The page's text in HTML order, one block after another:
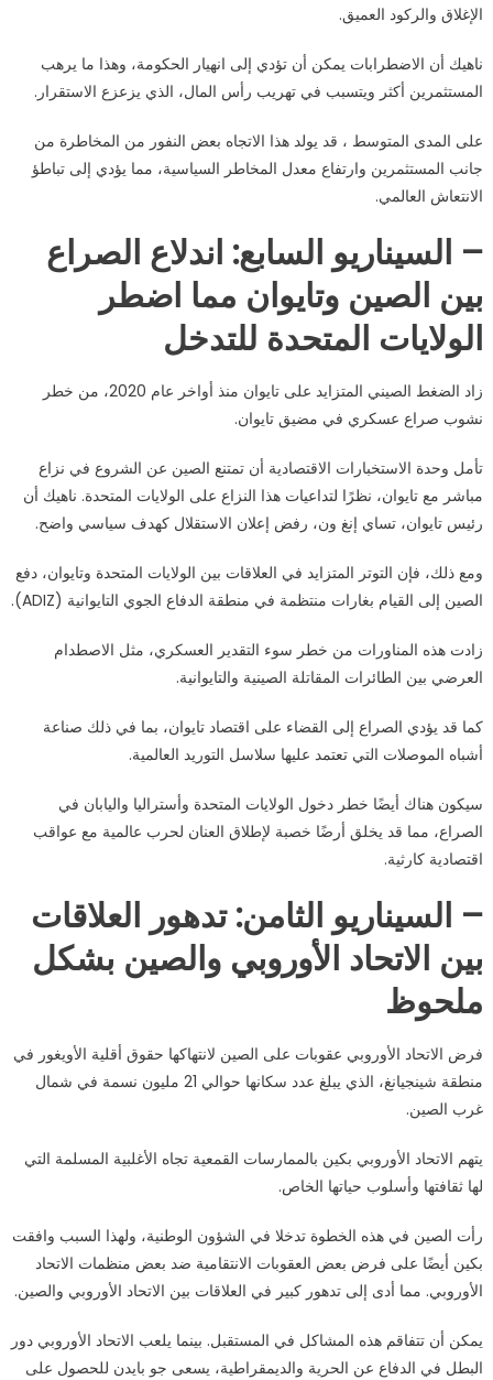
الإغلاق والركود العميق.
ناهيك أن الاضطرابات يمكن أن تؤدي إلى انهيار الحكومة، وهذا ما يرهب
المستثمرين أكثر ويتسبب في تهريب رأس المال، الذي يزعزع الاستقرار.
على المدى المتوسط ​​، قد يولد هذا الاتجاه بعض النفور من المخاطرة من
جانب المستثمرين وارتفاع معدل المخاطر السياسية، مما يؤدي إلى تباطؤ
الانتعاش العالمي.
– السيناريو السابع: اندلاع الصراع
بين الصين وتايوان مما اضطر
الولايات المتحدة للتدخل
زاد الضغط الصيني المتزايد على تايوان منذ أواخر عام 2020، من خطر
نشوب صراع عسكري في مضيق تايوان.
تأمل وحدة الاستخبارات الاقتصادية أن تمتنع الصين عن الشروع في نزاع
مباشر مع تايوان، نظرًا لتداعيات هذا النزاع على الولايات المتحدة. ناهيك أن
رئيس تايوان، تساي إنغ ون، رفض إعلان الاستقلال كهدف سياسي واضح.
ومع ذلك، فإن التوتر المتزايد في العلاقات بين الولايات المتحدة وتايوان، دفع
الصين إلى القيام بغارات منتظمة في منطقة الدفاع الجوي التايوانية (ADIZ).
زادت هذه المناورات من خطر سوء التقدير العسكري، مثل الاصطدام
العرضي بين الطائرات المقاتلة الصينية والتايوانية.
كما قد يؤدي الصراع إلى القضاء على اقتصاد تايوان، بما في ذلك صناعة
أشباه الموصلات التي تعتمد عليها سلاسل التوريد العالمية.
سيكون هناك أيضًا خطر دخول الولايات المتحدة وأستراليا واليابان في
الصراع، مما قد يخلق أرضًا خصبة لإطلاق العنان لحرب عالمية مع عواقب
اقتصادية كارثية.
– السيناريو الثامن: تدهور العلاقات
بين الاتحاد الأوروبي والصين بشكل
ملحوظ
فرض الاتحاد الأوروبي عقوبات على الصين لانتهاكها حقوق أقلية الأويغور في
منطقة شينجيانغ، الذي يبلغ عدد سكانها حوالي 21 مليون نسمة في شمال
غرب الصين.
يتهم الاتحاد الأوروبي بكين بالممارسات القمعية تجاه الأغلبية المسلمة التي
لها ثقافتها وأسلوب حياتها الخاص.
رأت الصين في هذه الخطوة تدخلا في الشؤون الوطنية، ولهذا السبب وافقت
بكين أيضًا على فرض بعض العقوبات الانتقامية ضد بعض منظمات الاتحاد
الأوروبي. مما أدى إلى تدهور كبير في العلاقات بين الاتحاد الأوروبي والصين.
يمكن أن تتفاقم هذه المشاكل في المستقبل. بينما يلعب الاتحاد الأوروبي دور
البطل في الدفاع عن الحرية والديمقراطية، يسعى جو بايدن للحصول على